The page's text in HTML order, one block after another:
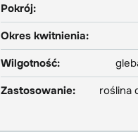
Pokrój:
Okres kwitnienia:
Wilgotność:
Zastosowanie:
roślina